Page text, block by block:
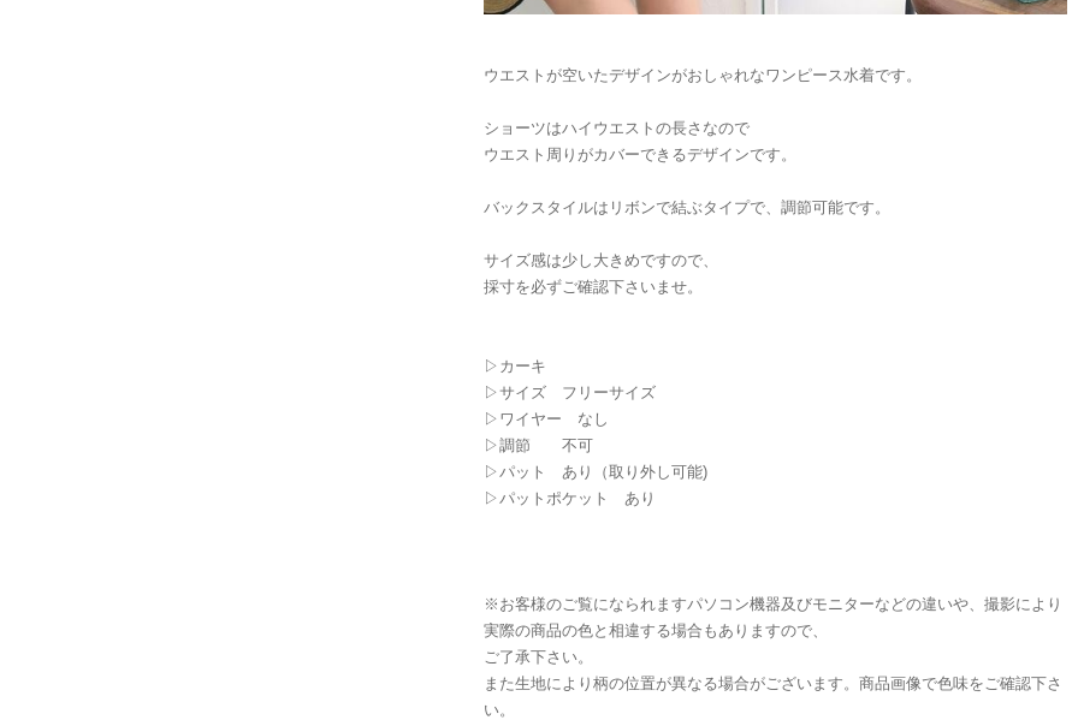
ウエストが空いたデザインがおしゃれなワンピース水着です。
ショーツはハイウエストの長さなので
ウエスト周りがカバーできるデザインです。
バックスタイルはリボンで結ぶタイプで、調節可能です。
サイズ感は少し大きめですので、
採寸を必ずご確認下さいませ。
▷カーキ
▷サイズ フリーサイズ
▷ワイヤー なし
▷調節 不可
▷パット あり（取り外し可能)
▷パットポケット あり
※お客様のご覧になられますパソコン機器及びモニターなどの違いや、撮影により
実際の商品の色と相違する場合もありますので、
ご了承下さい。
また生地により柄の位置が異なる場合がございます。商品画像で色味をご確認下さ
い。